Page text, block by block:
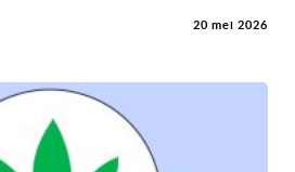
20 mei 2026